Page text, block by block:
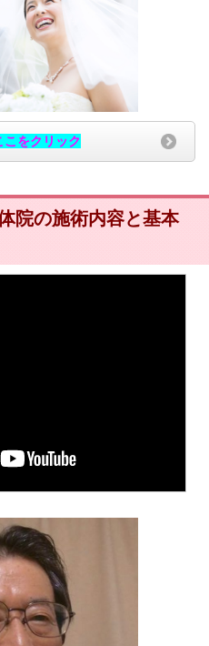
をクリック
院の施術内容と基本